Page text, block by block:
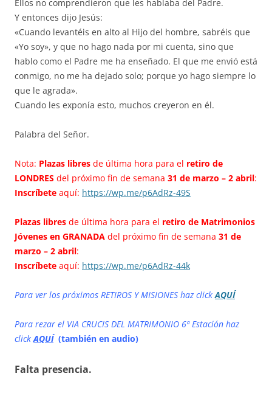
Ellos no comprendieron que les hablaba del Padre.
Y entonces dijo Jesús:
«Cuando levantéis en alto al Hijo del hombre, sabréis que
«Yo soy», y que no hago nada por mi cuenta, sino que
hablo como el Padre me ha enseñado. El que me envió está
conmigo, no me ha dejado solo; porque yo hago siempre lo
que le agrada».
Cuando les exponía esto, muchos creyeron en él.
Palabra del Señor.
Nota: Plazas libres de última hora para el retiro de
LONDRES del próximo fin de semana 31 de marzo – 2 abril:
Inscríbete aquí: https://wp.me/p6AdRz-49S
Plazas libres de última hora para el retiro de Matrimonios
Jóvenes en GRANADA del próximo fin de semana 31 de
marzo – 2 abril:
Inscríbete aquí: https://wp.me/p6AdRz-44k
Para ver los próximos RETIROS Y MISIONES haz clickAQUÍ
Para rezar el VIA CRUCIS DEL MATRIMONIO 6ª Estación haz
clickAQUÍ (también en audio)
Falta presencia.